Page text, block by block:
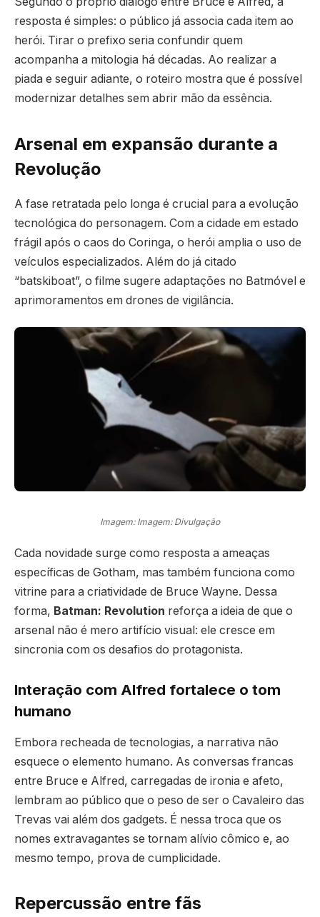
resposta é simples: o público já associa cada item ao
herói. Tirar o prefixo seria confundir quem
acompanha a mitologia há décadas. Ao realizar a
piada e seguir adiante, o roteiro mostra que é possível
modernizar detalhes sem abrir mão da essência.
Arsenal em expansão durante a
Revolução
A fase retratada pelo longa é crucial para a evolução
tecnológica do personagem. Com a cidade em estado
frágil após o caos do Coringa, o herói amplia o uso de
veículos especializados. Além do já citado
“batskiboat”, o filme sugere adaptações no Batmóvel e
aprimoramentos em drones de vigilância.
Imagem: Imagem: Divulgação
Cada novidade surge como resposta a ameaças
específicas de Gotham, mas também funciona como
vitrine para a criatividade de Bruce Wayne. Dessa
forma, Batman: Revolution reforça a ideia de que o
arsenal não é mero artifício visual: ele cresce em
sincronia com os desafios do protagonista.
Interação com Alfred fortalece o tom
humano
Embora recheada de tecnologias, a narrativa não
esquece o elemento humano. As conversas francas
entre Bruce e Alfred, carregadas de ironia e afeto,
lembram ao público que o peso de ser o Cavaleiro das
Trevas vai além dos gadgets. É nessa troca que os
nomes extravagantes se tornam alívio cômico e, ao
mesmo tempo, prova de cumplicidade.
Repercussão entre fãs